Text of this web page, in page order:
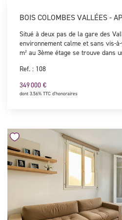
Situé à deux pas de la gare des
environnement calme et sans vis-
m² au 3ème étage se trouve dans
lumineux avec balcon (possibilité
ouverte, une chambre, une salle
indépendants. Appartement à fort potentiel, bien agencé,
traversant et au
Ref. : 108
349 000 €
dont 3.56% TTC d'honoraires